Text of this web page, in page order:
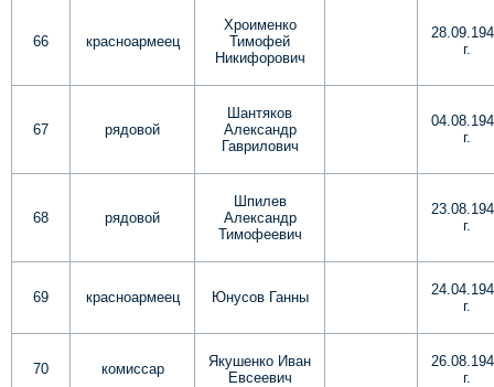
66 красноармеец
Хроименко
Тимофей
Никифорович
г.
67 рядовой
Шантяков
Александр
Гаврилович
г.
68 рядовой
Шпилев
Александр
Тимофеевич
г.
69 красноармеец Юнусов Ганны
г.
70 комиссар
Якушенко Иван
Евсеевич
г.